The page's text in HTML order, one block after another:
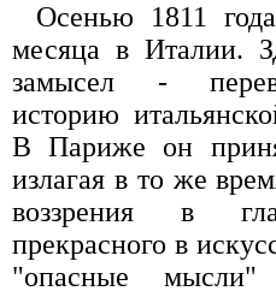
Осенью 1811
месяца в Италии.
замысел -
историю
В Париже он
излагая в то же
воззрения в
прекрасного в
"опасные мысли"